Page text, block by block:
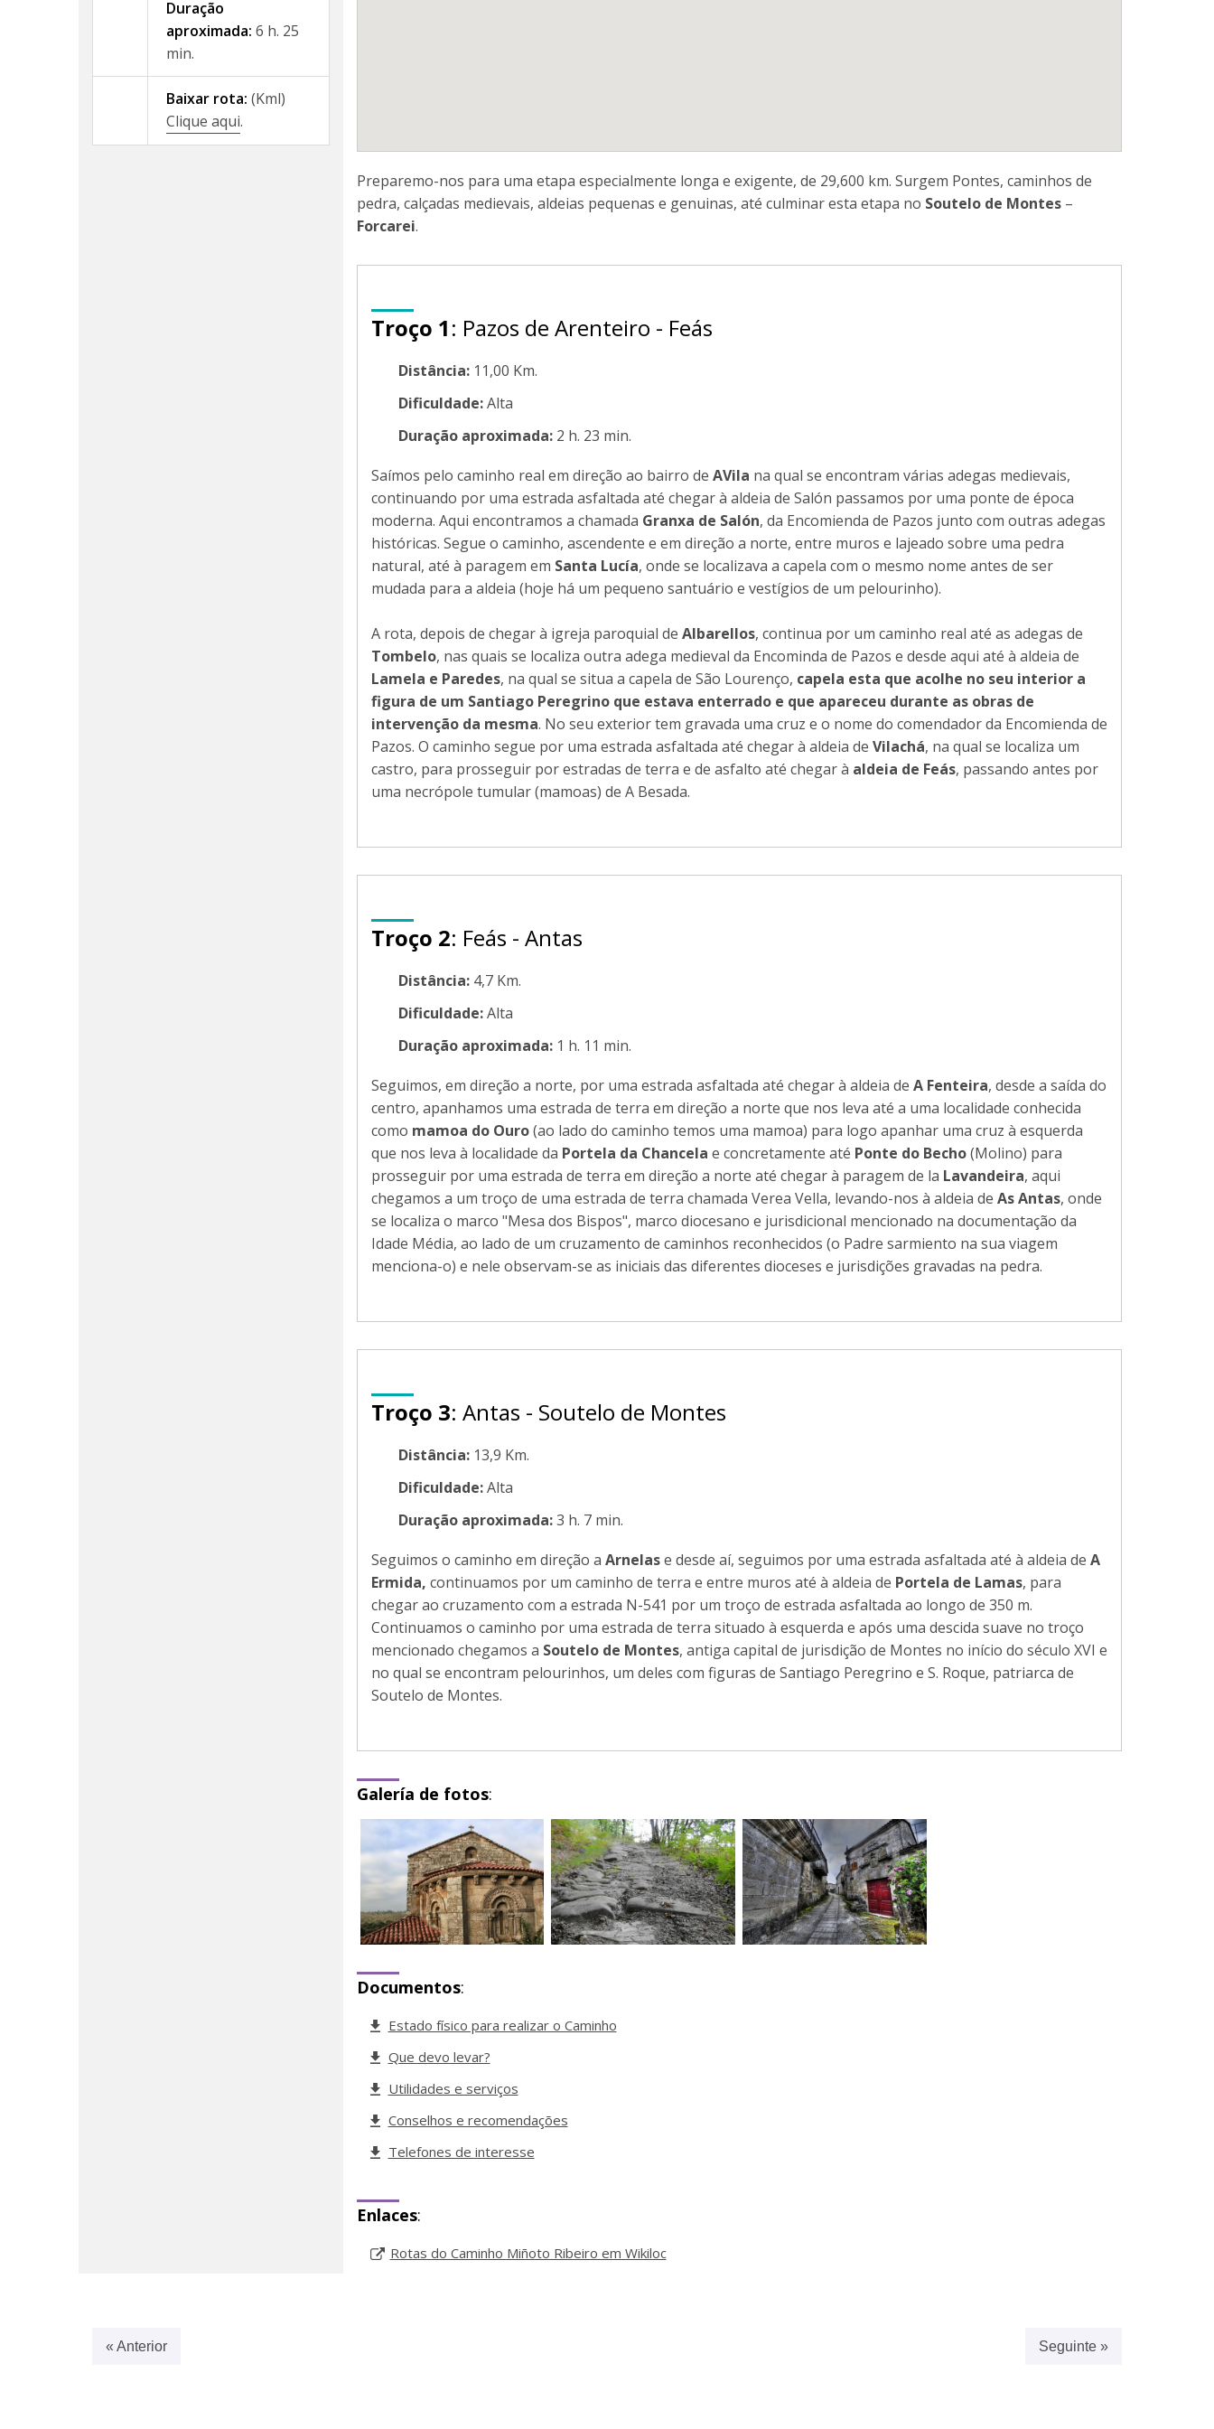
Duração
aproximada: 6 h. 25
min.
Baixar rota: (Kml)
Clique aqui.
Preparemo-nos para uma etapa especialmente longa e exigente, de 29,600 km. Surgem Pontes, caminhos de
pedra, calçadas medievais, aldeias pequenas e genuinas, até culminar esta etapa no Soutelo de Montes–
Forcarei.
Troço 1: Pazos de Arenteiro - Feás
Distância:11,00 Km.
Dificuldade:Alta
Duração aproximada:2 h. 23 min.
Saímos pelo caminho real em direção ao bairro de AVila na qual se encontram várias adegas medievais,
continuando por uma estrada asfaltada até chegar à aldeia de Salón passamos por uma ponte de época
moderna. Aqui encontramos a chamada Granxa de Salón, da Encomienda de Pazos junto com outras adegas
históricas. Segue o caminho, ascendente e em direção a norte, entre muros e lajeado sobre uma pedra
natural, até à paragem em Santa Lucía, onde se localizava a capela com o mesmo nome antes de ser
mudada para a aldeia (hoje há um pequeno santuário e vestígios de um pelourinho).
A rota, depois de chegar à igreja paroquial de Albarellos, continua por um caminho real até as adegas de
Tombelo, nas quais se localiza outra adega medieval da Encominda de Pazos e desde aqui até à aldeia de
Lamela e Paredes, na qual se situa a capela de São Lourenço, capela esta que acolhe no seu interior a
figura de um Santiago Peregrino que estava enterrado e que apareceu durante as obras de
intervenção da mesma. No seu exterior tem gravada uma cruz e o nome do comendador da Encomienda de
Pazos. O caminho segue por uma estrada asfaltada até chegar à aldeia de Vilachá, na qual se localiza um
castro, para prosseguir por estradas de terra e de asfalto até chegar à aldeia de Feás, passando antes por
uma necrópole tumular (mamoas) de A Besada.
Troço 2: Feás - Antas
Distância:4,7 Km.
Dificuldade:Alta
Duração aproximada:1 h. 11 min.
Seguimos, em direção a norte, por uma estrada asfaltada até chegar à aldeia de A Fenteira, desde a saída do
centro, apanhamos uma estrada de terra em direção a norte que nos leva até a uma localidade conhecida
como mamoa do Ouro(ao lado do caminho temos uma mamoa) para logo apanhar uma cruz à esquerda
que nos leva à localidade da Portela da Chancela e concretamente até Ponte do Becho(Molino) para
prosseguir por uma estrada de terra em direção a norte até chegar à paragem de la Lavandeira, aqui
chegamos a um troço de uma estrada de terra chamada Verea Vella, levando-nos à aldeia de As Antas, onde
se localiza o marco "Mesa dos Bispos", marco diocesano e jurisdicional mencionado na documentação da
Idade Média, ao lado de um cruzamento de caminhos reconhecidos (o Padre sarmiento na sua viagem
menciona-o) e nele observam-se as iniciais das diferentes dioceses e jurisdições gravadas na pedra.
Troço 3: Antas - Soutelo de Montes
Distância:13,9 Km.
Dificuldade:Alta
Duração aproximada:3 h. 7 min.
Seguimos o caminho em direção a Arnelase desde aí, seguimos por uma estrada asfaltada até à aldeia de A
Ermida, continuamos por um caminho de terra e entre muros até à aldeia de Portela de Lamas, para
chegar ao cruzamento com a estrada N-541 por um troço de estrada asfaltada ao longo de 350 m.
Continuamos o caminho por uma estrada de terra situado à esquerda e após uma descida suave no troço
mencionado chegamos a Soutelo de Montes, antiga capital de jurisdição de Montes no início do século XVI e
no qual se encontram pelourinhos, um deles com figuras de Santiago Peregrino e S. Roque, patriarca de
Soutelo de Montes.
Galería de fotos:
Documentos:
Estado físico para realizar o Caminho
Que devo levar?
Utilidades e serviços
Conselhos e recomendações
Telefones de interesse
Enlaces:
Rotas do Caminho Miñoto Ribeiro em Wikiloc
Seguinte »
« Anterior